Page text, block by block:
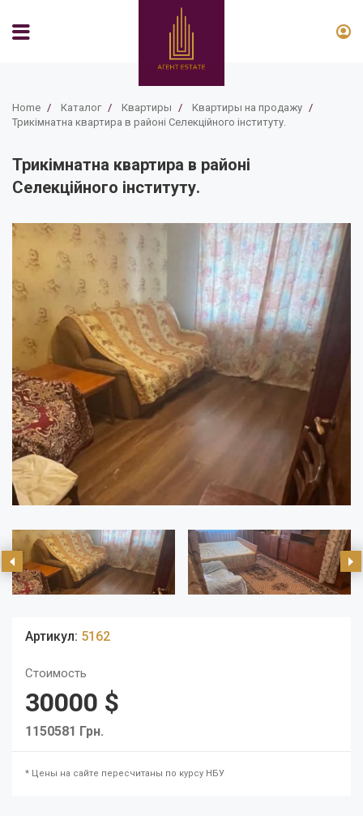
Home / Каталог / Квартиры / Квартиры на продажу /
Трикімнатна квартира в районі Селекційного інституту.
Трикімнатна квартира в районі
Селекційного інституту.
Артикул: 5162
Стоимость
30000 $
1150581 Грн.
* Цены на сайте пересчитаны по курсу НБУ